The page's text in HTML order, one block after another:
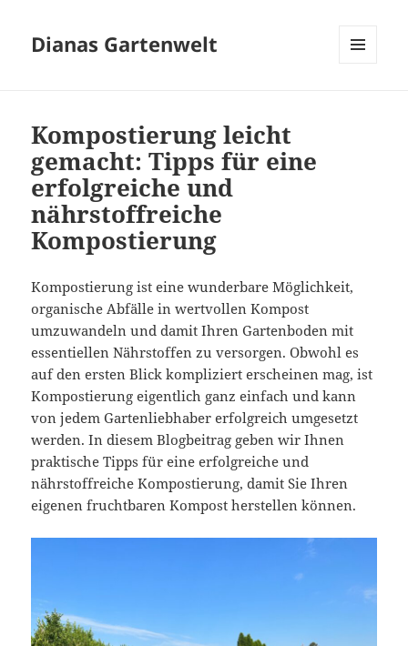
Dianas Gartenwelt
Kompostierung leicht
gemacht: Tipps für eine
erfolgreiche und
nährstoffreiche
Kompostierung
Kompostierung ist eine wunderbare Möglichkeit,
organische Abfälle in wertvollen Kompost
umzuwandeln und damit Ihren Gartenboden mit
essentiellen Nährstoffen zu versorgen. Obwohl es
auf den ersten Blick kompliziert erscheinen mag, ist
Kompostierung eigentlich ganz einfach und kann
von jedem Gartenliebhaber erfolgreich umgesetzt
werden. In diesem Blogbeitrag geben wir Ihnen
praktische Tipps für eine erfolgreiche und
nährstoffreiche Kompostierung, damit Sie Ihren
eigenen fruchtbaren Kompost herstellen können.